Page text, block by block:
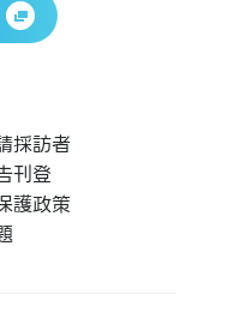
採訪者
刊登
護政策